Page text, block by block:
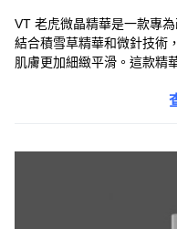
VT 老虎微晶精華是一款專
結合積雪草精華和微針技術
肌膚更加細緻平滑。這款精
感受到明顯的改善，變得更